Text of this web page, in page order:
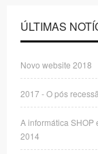
ÚLTIMAS
Novo website 2018
2017 - O pós
A informática
2014